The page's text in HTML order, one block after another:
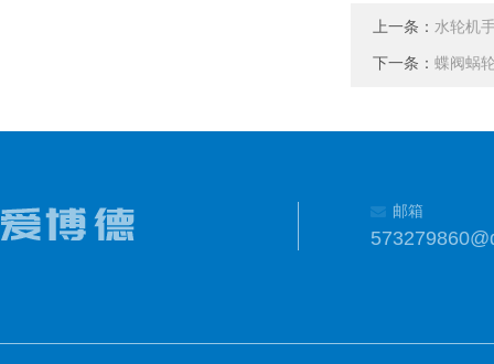
上一条： 水轮机
下一条： 蝶阀蜗
邮箱